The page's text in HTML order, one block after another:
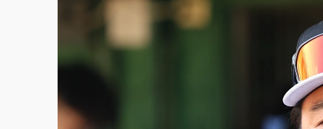
慈濟遭詐10億完整始末曝！律師掮
本周爆款短影音｜ 柯文哲帶電子手鐶拄拐杖現身
跨境網購族注意！EZ Way若改由